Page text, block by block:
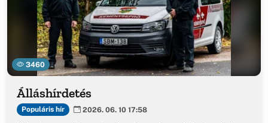
3460
Álláshírdetés
Populáris hír 2026. 06. 10 17:58